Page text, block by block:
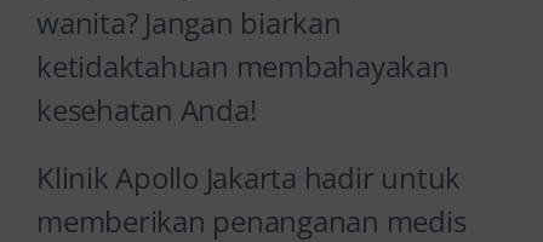
wanita? Jangan biarkan
ketidaktahuan membahayakan
kesehatan Anda!
Klinik Apollo Jakarta hadir untuk
memberikan penanganan medis